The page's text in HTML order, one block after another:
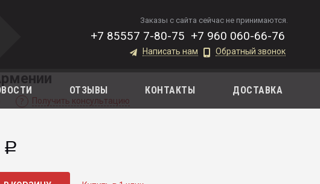
Заказы с сайта сейчас не принимаются.
+7 85557 7-80-75 +7 960 060-66-76
Написать нам Обратный звонок
ОТЗЫВЫ КОНТАКТЫ ДОСТАВКА
Получить консультацию
Р